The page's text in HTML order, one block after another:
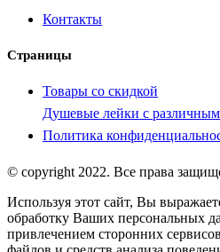
Контакты
Страницы
Товары со скидкой
Душевые лейки с
Политика
© copyright 2022. Все права
Используя этот сайт, Вы
обработку Ваших персональных
привлечением сторонних